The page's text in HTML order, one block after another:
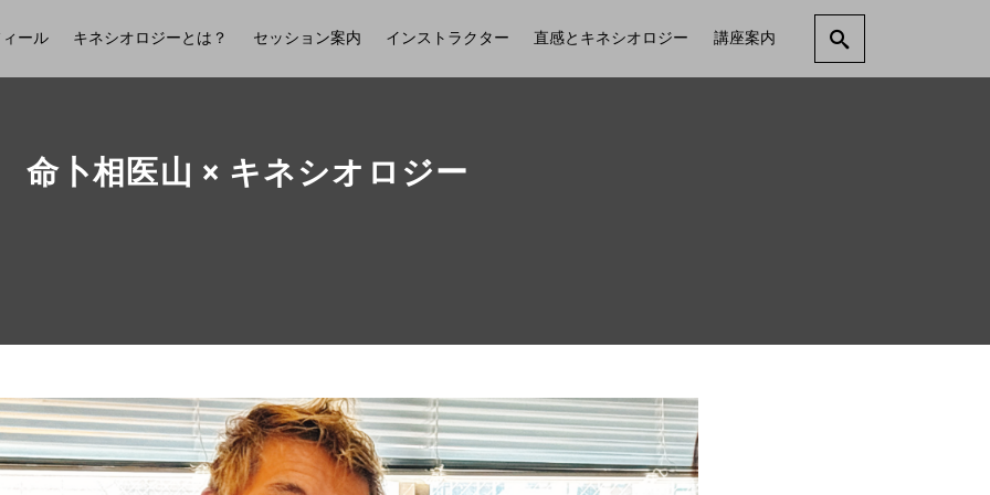
ール キネシオロジーとは？ セッション案内 インストラクター 直感とキネシオロジー 講座案内
命卜相医山 × キネシオロジー